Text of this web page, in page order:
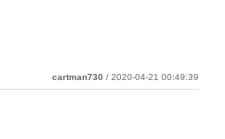
cartman730 / 2020-04-21 00:49:39